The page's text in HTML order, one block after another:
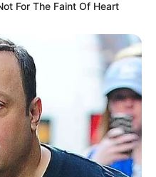
For The Faint Of Heart